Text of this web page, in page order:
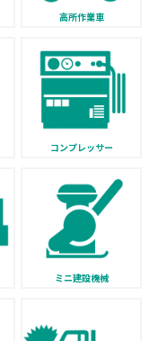
高所作業車
コンプレッサー
ミニ建設機械